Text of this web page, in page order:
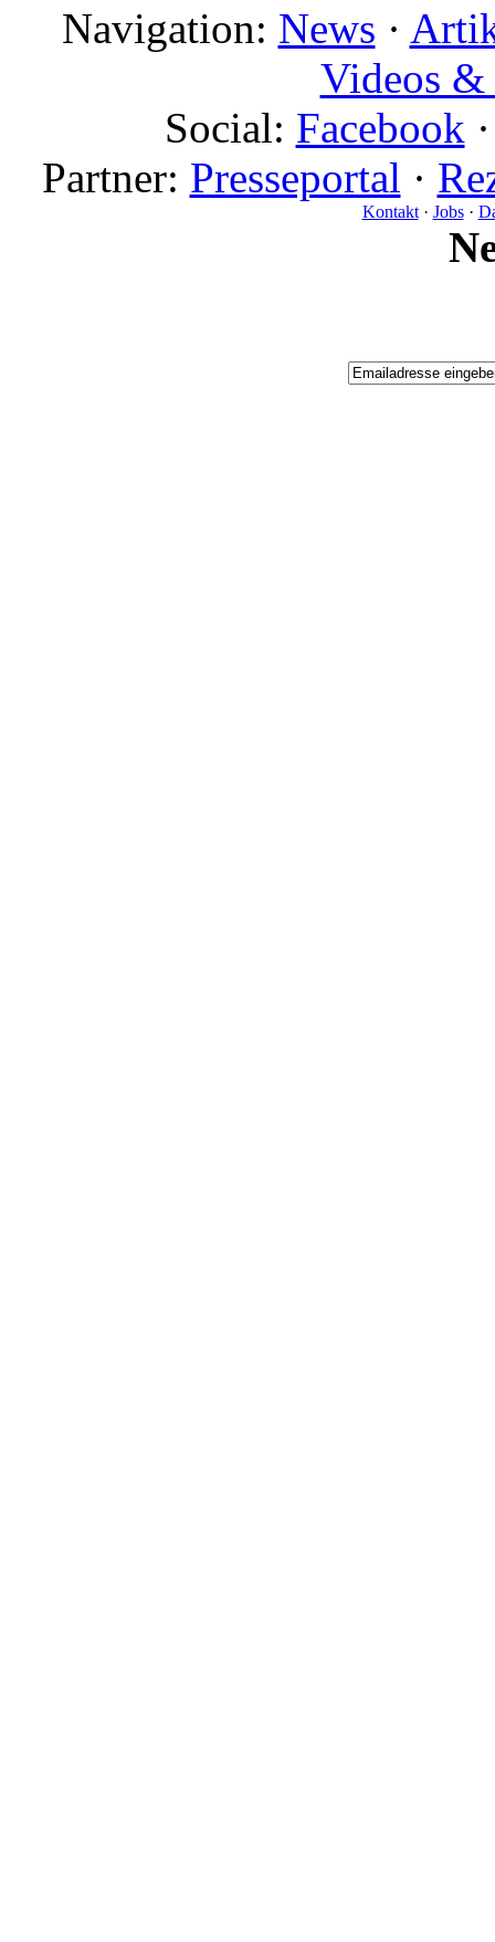
Navigation: News ·
Videos
Social: Facebook
Partner: Presseportal ·
Kontakt· Jobs·